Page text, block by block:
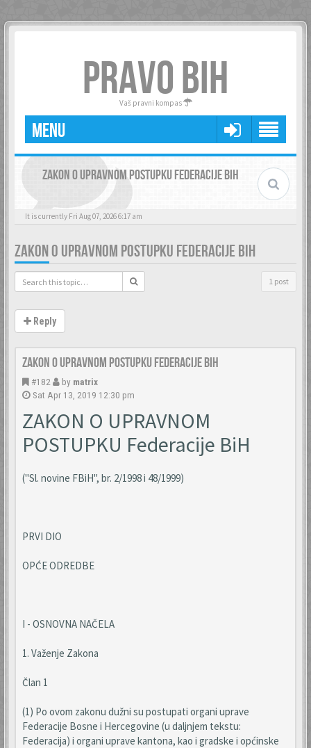
PRAVO BIH
Vaš pravni kompas
MENU
ZAKON O UPRAVNOM POSTUPKU FEDERACIJE BIH
It is currently Fri Aug 07, 2026 6:17 am
ZAKON O UPRAVNOM POSTUPKU FEDERACIJE BIH
1 post
Reply
Zakon o upravnom postupku Federacije BIH
#182 by matrix
Sat Apr 13, 2019 12:30 pm
ZAKON O UPRAVNOM
POSTUPKU Federacije BiH
("Sl. novine FBiH", br. 2/1998 i 48/1999)
PRVI DIO
OPĆE ODREDBE
I - OSNOVNA NAČELA
1. Važenje Zakona
Član 1
(1) Po ovom zakonu dužni su postupati organi uprave
Federacije Bosne i Hercegovine (u daljnjem tekstu:
Federacija) i organi uprave kantona, kao i gradske i općinske